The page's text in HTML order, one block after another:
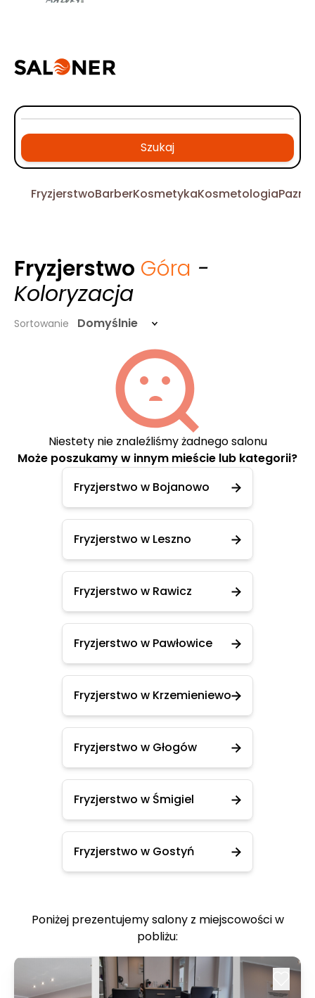
Szukaj
FryzjerstwoBarberKosmetykaKosmetologia
Fryzjerstwo Góra -
Koloryzacja
Sortowanie Domyślnie
Niestety nie znaleźliśmy żadnego salonu
Może poszukamy w innym mieście lub kategorii?
Fryzjerstwo w Bojanowo
Fryzjerstwo w Leszno
Fryzjerstwo w Rawicz
Fryzjerstwo w Pawłowice
Fryzjerstwo w Krzemieniewo
Fryzjerstwo w Głogów
Fryzjerstwo w Śmigiel
Fryzjerstwo w Gostyń
Poniżej prezentujemy salony z miejscowości w
pobliżu: